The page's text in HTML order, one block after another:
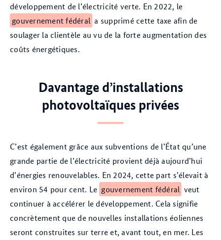
développement de l’électricité verte. En 2022, le
gouvernement fédéral a supprimé cette taxe afin de
soulager la clientèle au vu de la forte augmentation des
coûts énergétiques.
Davantage d’installations
photovoltaïques privées
C’est également grâce aux subventions de l’État qu’une
grande partie de l’électricité provient déjà aujourd’hui
d’énergies renouvelables. En 2024, cette part s’élevait à
environ 54 pour cent. Le gouvernement fédéral veut
continuer à accélérer le développement. Cela signifie
concrètement que de nouvelles installations éoliennes
seront construites sur terre et, avant tout, en mer. Les